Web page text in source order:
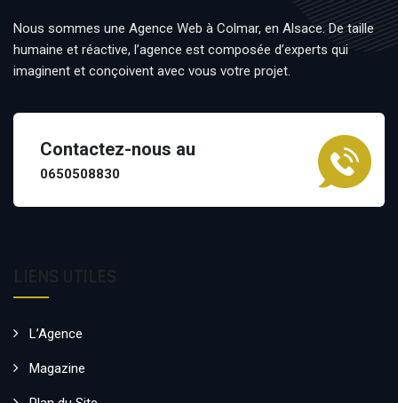
Nous sommes une Agence Web à Colmar, en Alsace. De taille
humaine et réactive, l’agence est composée d’experts qui
imaginent et conçoivent avec vous votre projet.
Contactez-nous au
0650508830
L’Agence
Magazine